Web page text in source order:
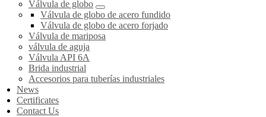
Válvula de globo
Válvula de globo de acero fundido
Válvula de globo de acero forjado
Válvula de mariposa
válvula de aguja
Válvula API 6A
Brida industrial
Accesorios para tuberías industriales
News
Certificates
Contact Us